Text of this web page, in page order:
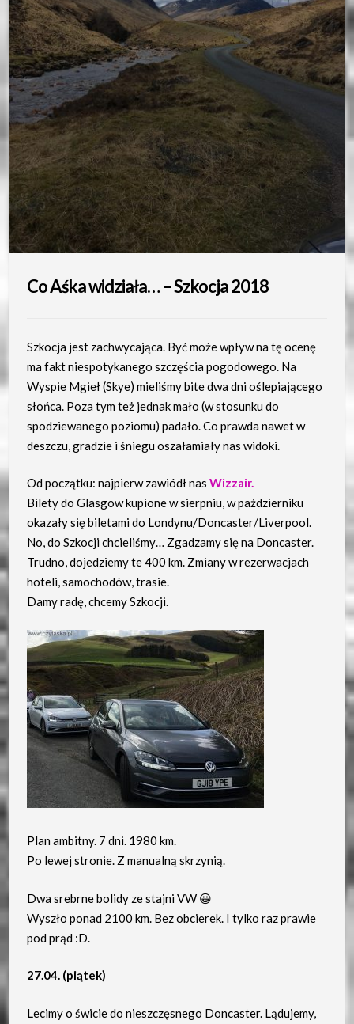
Co Aśka widziała… – Szkocja 2018
Szkocja jest zachwycająca. Być może wpływ na tę ocenę
ma fakt niespotykanego szczęścia pogodowego. Na
Wyspie Mgieł (Skye) mieliśmy bite dwa dni oślepiającego
słońca. Poza tym też jednak mało (w stosunku do
spodziewanego poziomu) padało. Co prawda nawet w
deszczu, gradzie i śniegu oszałamiały nas widoki.
Od początku: najpierw zawiódł nas Wizzair.
Bilety do Glasgow kupione w sierpniu, w październiku
okazały się biletami do Londynu/Doncaster/Liverpool.
No, do Szkocji chcieliśmy… Zgadzamy się na Doncaster.
Trudno, dojedziemy te 400 km. Zmiany w rezerwacjach
hoteli, samochodów, trasie.
Damy radę, chcemy Szkocji.
Plan ambitny. 7 dni. 1980 km.
Po lewej stronie. Z manualną skrzynią.
Dwa srebrne bolidy ze stajni VW 😀
Wyszło ponad 2100 km. Bez obcierek. I tylko raz prawie
pod prąd :D.
27.04. (piątek)
Lecimy o świcie do nieszczęsnego Doncaster. Lądujemy,